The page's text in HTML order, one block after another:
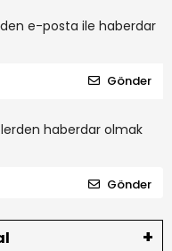
e-posta ile haberdar
Gönder
haberdar olmak
Gönder